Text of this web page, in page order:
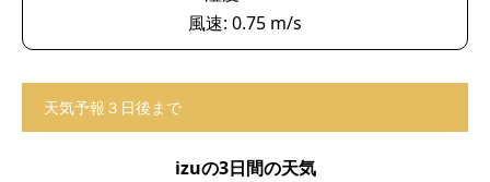
風速: 0.75 m/s
天気予報３日後まで
izuの3日間の天気